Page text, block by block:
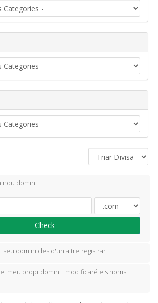
nou domini
Check
seu domini des d'un altre registrar
meu propi domini i modificaré els noms